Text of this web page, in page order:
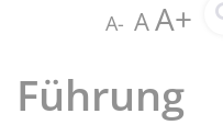
A- AA+
Führung